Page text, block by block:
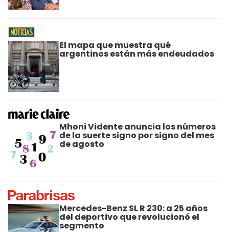
El mapa que muestra qué
argentinos están más endeudados
Mhoni Vidente anuncia los números
de la suerte signo por signo del mes
de agosto
Mercedes-Benz SL R 230: a 25 años
del deportivo que revolucionó el
segmento